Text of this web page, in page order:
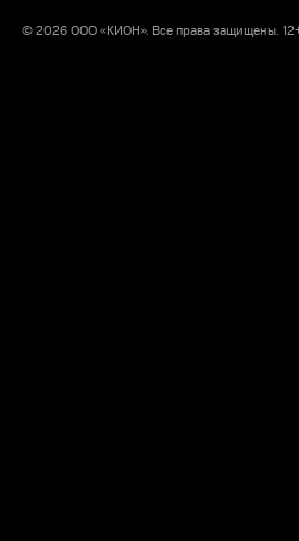
© 2026 ООО «КИОН». Все права защищены.